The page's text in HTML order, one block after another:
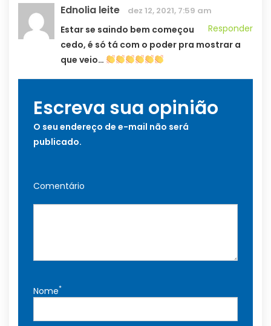
Ednolia leite dez 12, 2021, 7:59 am
Responder
Estar se saindo bem começou
cedo, é só tá com o poder pra mostrar a
que veio…
Escreva sua opinião
O seu endereço de e-mail não será
publicado.
Comentário
Nome*